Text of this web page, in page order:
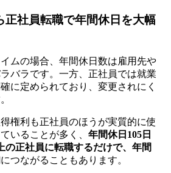
正社員転職で年間休日を大幅
ムの場合、年間休日数は雇用先や
バラです。一方、正社員では就業
に定められており、変更されにく
権利も正社員のほうが実質的に使
いることが多く、 年間休日105日
の正社員に転職するだけで、年間
につながることもあります。